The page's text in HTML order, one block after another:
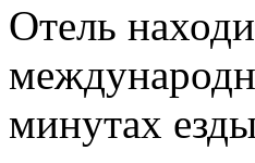
Отель
минутах